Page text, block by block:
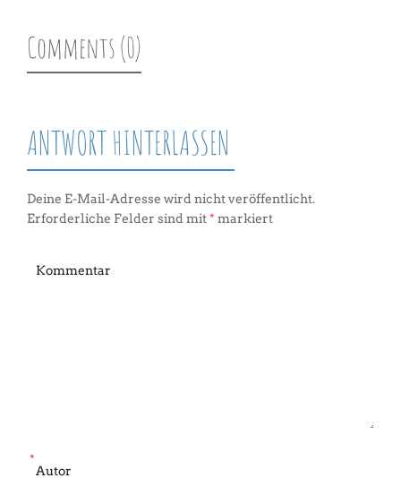
Comments (0)
ANTWORT HINTERLASSEN
Deine E-Mail-Adresse wird nicht veröffentlicht.
Erforderliche Felder sind mit* markiert
*